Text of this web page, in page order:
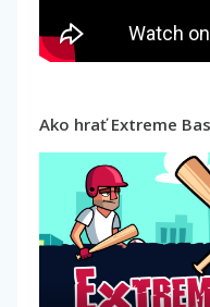
Ako hrať Extreme